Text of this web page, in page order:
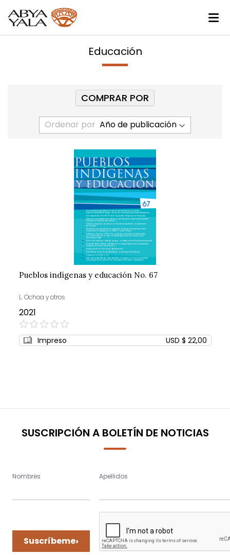
Educación
Ordenar por
Pueblos indígenas y educación No. 67
L. Ochoa y otros
2021
0%
Impreso USD $ 22,00
COMPRAR POR
SUSCRIPCIÓN A BOLETÍN DE NOTICIAS
Nombres Apellidos
Suscríbeme›